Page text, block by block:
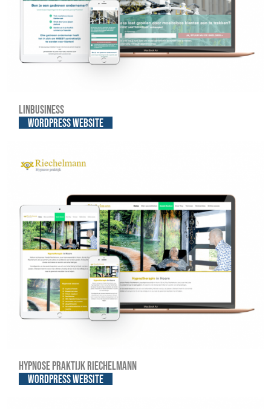
Linbusiness
WordPress website
Hypnose praktijk Riechelmann
WordPress website